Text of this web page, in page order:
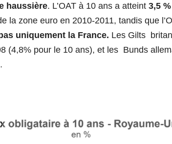
haussière. L’OAT à 10 ans a atteint 3,5 %
la zone euro en 2010-2011, tandis que
uniquement la France. Les Gilts
(4,8% pour le 10 ans), et les Bunds